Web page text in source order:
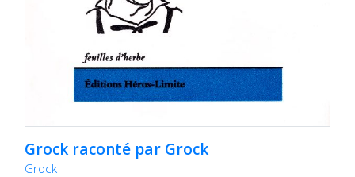
Grock raconté par Grock
Grock